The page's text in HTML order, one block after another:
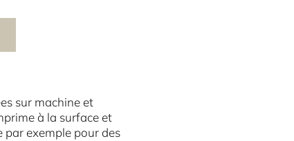
sur machine et
à la surface et
par exemple pour des